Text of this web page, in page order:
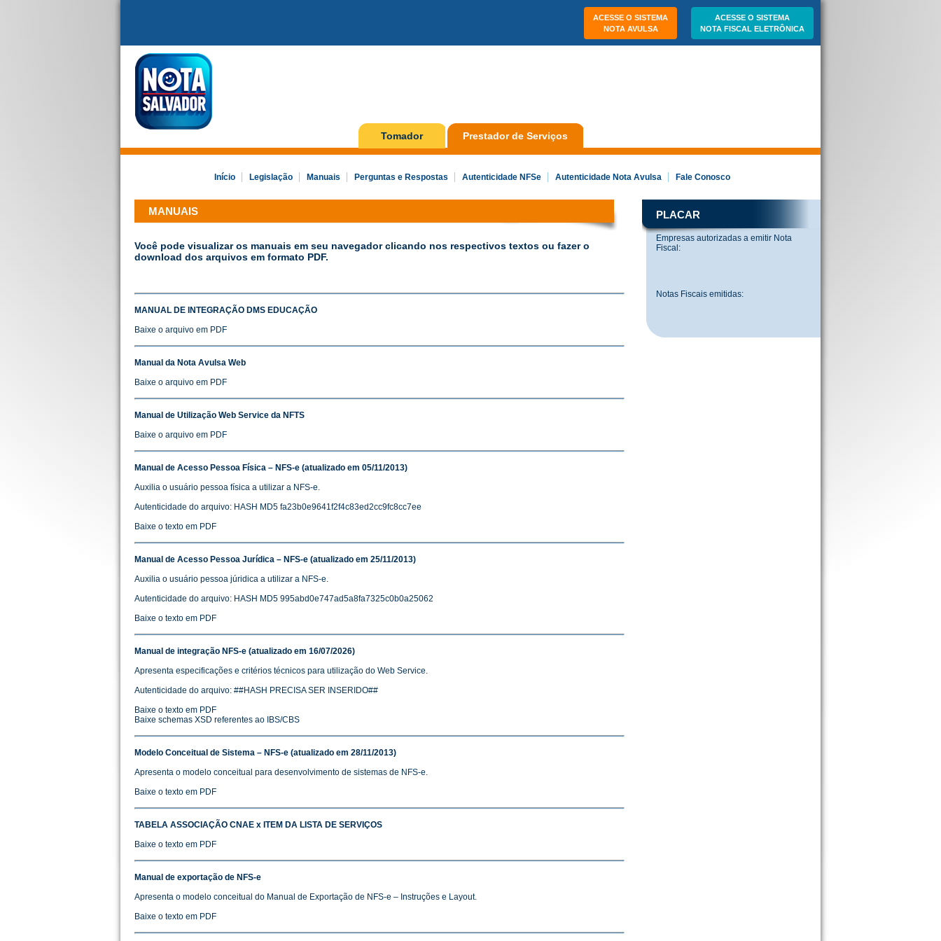
ACESSE O SISTEMA
NOTA FISCAL ELETRÔNICA
ACESSE O SISTEMA
NOTA AVULSA
Tomador Prestador de Serviços
Início Legislação Manuais Perguntas e Respostas Autenticidade NFSe Autenticidade Nota Avulsa Fale Conosco
MANUAIS
Você pode visualizar os manuais em seu navegador clicando nos respectivos textos ou fazer o
download dos arquivos em formato PDF.
MANUAL DE INTEGRAÇÃO DMS EDUCAÇÃO
Baixe o arquivo em PDF
Manual da Nota Avulsa Web
Baixe o arquivo em PDF
Manual de Utilização Web Service da NFTS
Baixe o arquivo em PDF
Manual de Acesso Pessoa Física – NFS-e (atualizado em 05/11/2013)
Auxilia o usuário pessoa física a utilizar a NFS-e.
Autenticidade do arquivo: HASH MD5 fa23b0e9641f2f4c83ed2cc9fc8cc7ee
Baixe o texto em PDF
Manual de Acesso Pessoa Jurídica – NFS-e (atualizado em 25/11/2013)
Auxilia o usuário pessoa júridica a utilizar a NFS-e.
Autenticidade do arquivo: HASH MD5 995abd0e747ad5a8fa7325c0b0a25062
Baixe o texto em PDF
Manual de integração NFS-e (atualizado em 16/07/2026)
Apresenta especificações e critérios técnicos para utilização do Web Service.
Autenticidade do arquivo: ##HASH PRECISA SER INSERIDO##
Baixe o texto em PDF
Baixe schemas XSD referentes ao IBS/CBS
Modelo Conceitual de Sistema – NFS-e (atualizado em 28/11/2013)
Apresenta o modelo conceitual para desenvolvimento de sistemas de NFS-e.
Baixe o texto em PDF
TABELA ASSOCIAÇÃO CNAE x ITEM DA LISTA DE SERVIÇOS
Baixe o texto em PDF
Manual de exportação de NFS-e
Apresenta o modelo conceitual do Manual de Exportação de NFS-e – Instruções e Layout.
Baixe o texto em PDF
PLACAR
Empresas autorizadas a emitir Nota
Fiscal:
Notas Fiscais emitidas: